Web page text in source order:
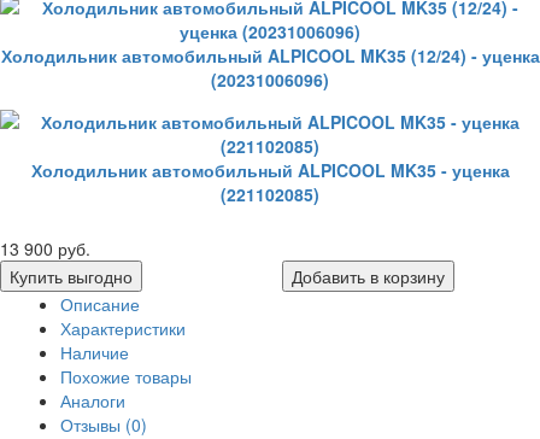
Холодильник автомобильный ALPICOOL MK35 (12/24) - уценка
(20231006096)
Холодильник автомобильный ALPICOOL MK35 - уценка
(221102085)
13 900 руб.
Купить выгодно
Добавить в корзину
Описание
Характеристики
Наличие
Похожие товары
Аналоги
Отзывы (0)